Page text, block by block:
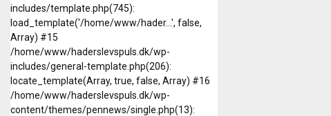
includes/template.php(745):
load_template('/home/www/hader...', false,
Array) #15
/home/www/haderslevspuls.dk/wp-
includes/general-template.php(206):
locate_template(Array, true, false, Array) #16
/home/www/haderslevspuls.dk/wp-
content/themes/pennews/single.php(13):